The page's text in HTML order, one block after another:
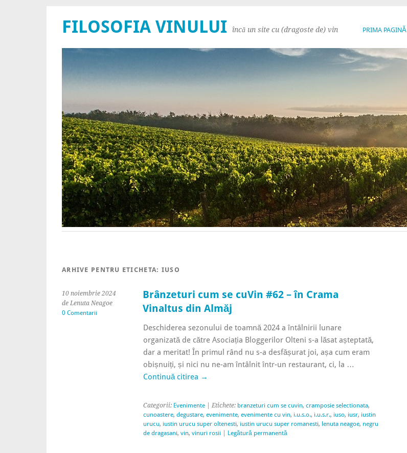
PRIMA PAGINĂ
FILOSOFIA VINULUI încă un site cu (dragoste de) vin
ARHIVE PENTRU ETICHETA: IUSO
10 noiembrie 2024
de Lenuta Neagoe
0 Comentarii
Brânzeturi cum se cuVin #62 – în Crama
Vinaltus din Almăj
Deschiderea sezonului de toamnă 2024 a întâlnirii lunare
organizată de către Asociația Bloggerilor Olteni s-a lăsat așteptată,
dar a meritat! În primul rând nu s-a desfășurat joi, așa cum eram
obișnuiți, și nici nu ne-am întâlnit într-un restaurant, ci, la …
Continuă citirea →
Categorii: Evenimente| Etichete: branzeturi cum se cuvin, cramposie selectionata,
cunoastere, degustare, evenimente, evenimente cu vin, i.u.s.o., i.u.s.r., iuso, iusr, iustin
urucu, iustin urucu super oltenesti, iustin urucu super romanesti, lenuta neagoe, negru
de dragasani, vin, vinuri rosii| Legătură permanentă